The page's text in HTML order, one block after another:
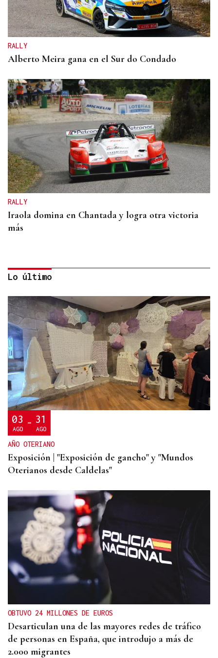
RALLY
Alberto Meira gana en el Sur do Condado
RALLY
Iraola domina en Chantada y logra otra victoria
más
A TODA VELOCIDAD
Vídeo | Así fue el espectacular salto de “Cohete”
Suárez en el Rally Rías Baixas que dejó sin
respiración a los aficionados
Lo último
03
AGO - 31
AGO
AÑO OTERIANO
Exposición | "Exposición de gancho" y "Mundos
Oterianos desde Caldelas"
OBTUVO 24 MILLONES DE EUROS
Desarticulan una de las mayores redes de tráfico
de personas en España, que introdujo a más de
2.000 migrantes